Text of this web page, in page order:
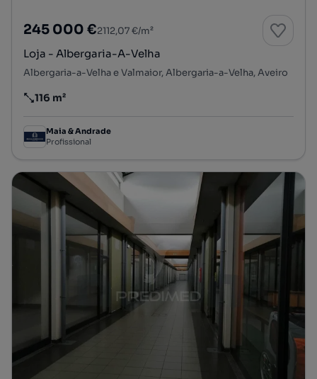
245 000 €2112,07 €/m²
Loja - Albergaria-A-Velha
Albergaria-a-Velha e Valmaior, Albergaria-a-Velha, Aveiro
Preço por metro quadrado
116 m²
Maia & Andrade
Profissional